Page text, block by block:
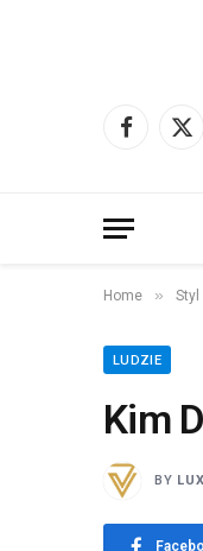
Facebook
X
Home » Styl
LUDZIE
Kim
BY